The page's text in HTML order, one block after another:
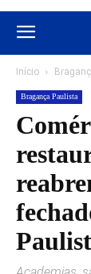
Início
Bragança Paulista